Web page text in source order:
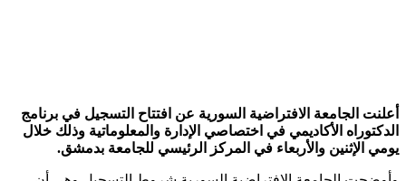
أعلنت الجامعة الافتراضية السورية عن افتتاح التسجيل في برنامج
الدكتوراه الأكاديمي في اختصاصي الإدارة والمعلوماتية وذلك خلال
يومي الإثنين والأربعاء في المركز الرئيسي للجامعة بدمشق.